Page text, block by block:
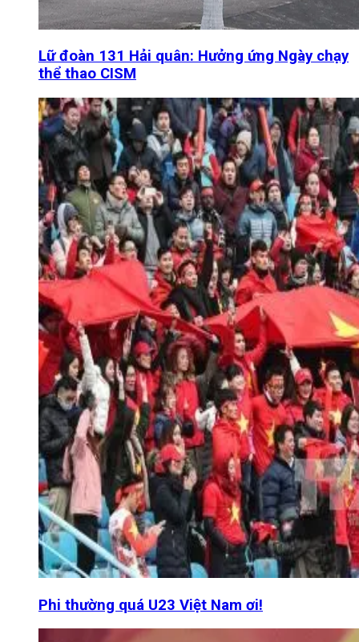
Lữ đoàn 131 Hải quân: Hưởng ứng Ngày chạy
thể thao CISM
Phi thường quá U23 Việt Nam ơi!